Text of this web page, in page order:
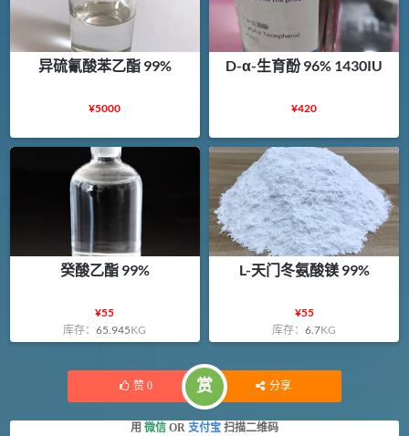
异硫氰酸苯乙酯 99%
¥5000
D-α-生育酚 96% 1430IU
¥420
癸酸乙酯 99%
¥55
库存：65.945KG
L-天门冬氨酸镁 99%
¥55
库存：6.7KG
赞 0 赏 分享
用 微信 OR 支付宝 扫描二维码